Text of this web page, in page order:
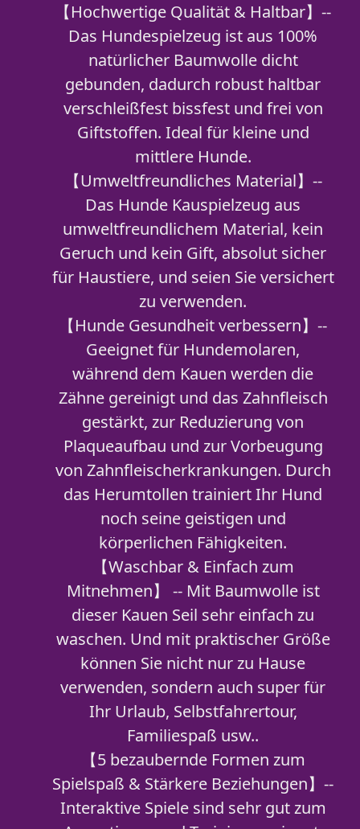
【Hochwertige Qualität & Haltbar】--
Das Hundespielzeug ist aus 100%
natürlicher Baumwolle dicht
gebunden, dadurch robust haltbar
verschleißfest bissfest und frei von
Giftstoffen. Ideal für kleine und
mittlere Hunde.
【Umweltfreundliches Material】--
Das Hunde Kauspielzeug aus
umweltfreundlichem Material, kein
Geruch und kein Gift, absolut sicher
für Haustiere, und seien Sie versichert
zu verwenden.
【Hunde Gesundheit verbessern】--
Geeignet für Hundemolaren,
während dem Kauen werden die
Zähne gereinigt und das Zahnfleisch
gestärkt, zur Reduzierung von
Plaqueaufbau und zur Vorbeugung
von Zahnfleischerkrankungen. Durch
das Herumtollen trainiert Ihr Hund
noch seine geistigen und
körperlichen Fähigkeiten.
【Waschbar & Einfach zum
Mitnehmen】 -- Mit Baumwolle ist
dieser Kauen Seil sehr einfach zu
waschen. Und mit praktischer Größe
können Sie nicht nur zu Hause
verwenden, sondern auch super für
Ihr Urlaub, Selbstfahrertour,
Familiespaß usw..
【5 bezaubernde Formen zum
Spielspaß & Stärkere Beziehungen】--
Interaktive Spiele sind sehr gut zum